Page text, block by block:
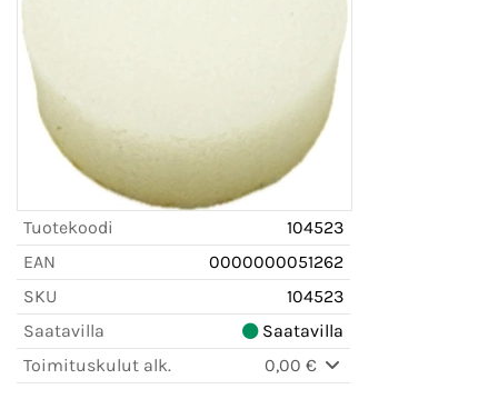
Tuotekoodi
104523
EAN
0000000051262
SKU
104523
Saatavilla
Saatavilla
Toimituskulut alk.
0,00 €